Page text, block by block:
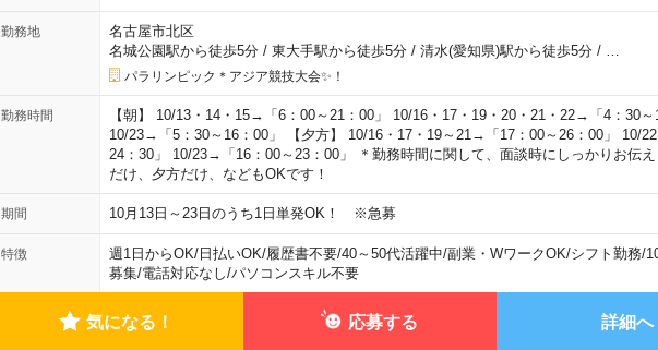
勤務地
名古屋市北区
名城公園駅から徒歩5分/ 東大手駅から徒歩5分/ 清水(愛知県)駅から徒歩5分/
パラリンピック＊アジア競技大会✨！
勤務時間
【朝】 10/13・14・15→「6：00～21：00」 10/16・17・19・20・21・22→「4：30～
10/23→「5：30～16：00」 【夕方】 10/16・17・19～21→「17：00～26：00」 10/
24：30」 10/23→「16：00～23：00」 ＊勤務時間に関して、面談時にしっかりお伝
だけ、夕方だけ、などもOKです！
期間 10月13日～23日のうち1日単発OK！ ※急募
特徴 週1日からOK/日払いOK/履歴書不要/40～50代活躍中/副業・WワークOK/シフト勤務/
募集/電話対応なし/パソコンスキル不要
気になる！ 応募する 詳細へ